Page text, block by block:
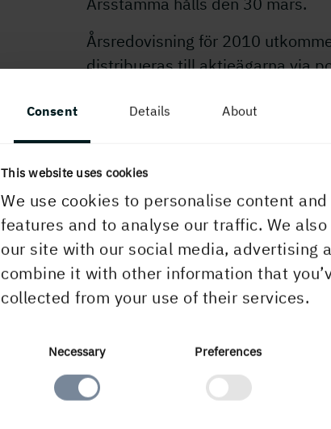
Consent Details About
This website uses cookies
We use cookies to personalise content
features and to analyse our traffic. We
our site with our social media, advertising
combine it with other information that
collected from your use of their services.
Necessary Preferences
Årsredovisning för 2010
distribueras till aktieägarna via
I egenskap av utgivare
lämnades till medierna för
25 mars 2010 kl. 10.00.
Datum för finansiella
2011
25 mars, 2010, 10:00